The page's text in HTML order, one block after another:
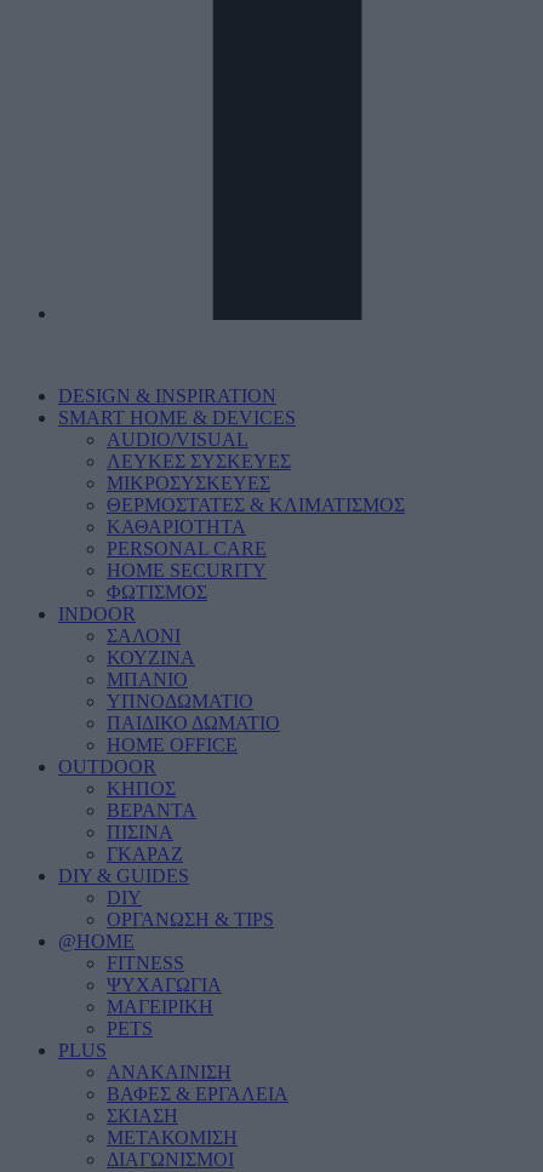
DESIGN & INSPIRATION
SMART HOME & DEVICES
AUDIO/VISUAL
ΛΕΥΚΕΣ ΣΥΣΚΕΥΕΣ
ΜΙΚΡΟΣΥΣΚΕΥΕΣ
ΘΕΡΜΟΣΤΑΤΕΣ & ΚΛΙΜΑΤΙΣΜΟΣ
ΚΑΘΑΡΙΟΤΗΤΑ
PERSONAL CARE
HOME SECURITY
ΦΩΤΙΣΜΟΣ
INDOOR
ΣΑΛΟΝΙ
ΚΟΥΖΙΝΑ
ΜΠΑΝΙΟ
ΥΠΝΟΔΩΜΑΤΙΟ
ΠΑΙΔΙΚΟ ΔΩΜΑΤΙΟ
HOME OFFICE
OUTDOOR
ΚΗΠΟΣ
ΒΕΡΑΝΤΑ
ΠΙΣΙΝΑ
ΓΚΑΡΑΖ
DIY & GUIDES
DIY
ΟΡΓΑΝΩΣΗ & TIPS
@HOME
FITNESS
ΨΥΧΑΓΩΓΙΑ
ΜΑΓΕΙΡΙΚΗ
PETS
PLUS
ΑΝΑΚΑΙΝΙΣΗ
ΒΑΦΕΣ & ΕΡΓΑΛΕΙΑ
ΣΚΙΑΣΗ
ΜΕΤΑΚΟΜΙΣΗ
ΔΙΑΓΩΝΙΣΜΟΙ